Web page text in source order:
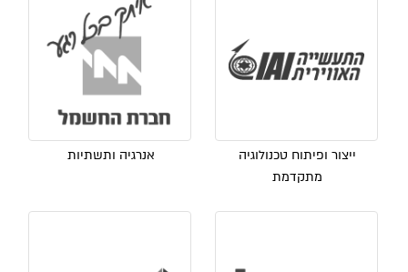
ייצור ופיתוח טכנולוגיה
מתקדמת
אנרגיה ותשתיות